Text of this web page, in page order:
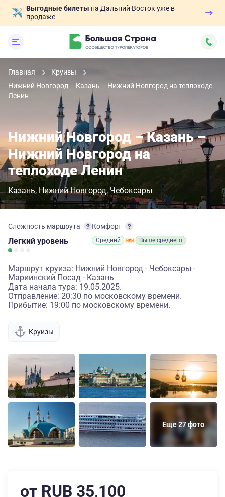
Выгодные билеты на Дальний Восток уже в
продаже
Главная
Круизы
Нижний Новгород – Казань – Нижний Новгород на теплоходе
Ленин
Нижний Новгород – Казань –
Нижний Новгород на
теплоходе Ленин
Казань Нижний Новгород Чебоксары
Сложность маршрута
Легкий уровень
Комфорт
Средний Выше среднего
Маршрут круиза: Нижний Новгород - Чебоксары -
Мариинский Посад - Казань
Дата начала тура: 19.05.2025.
Отправление: 20:30 по московскому времени.
Прибытие: 19:00 по московскому времени.
Круизы
Еще 27 фото
от RUB 35,100